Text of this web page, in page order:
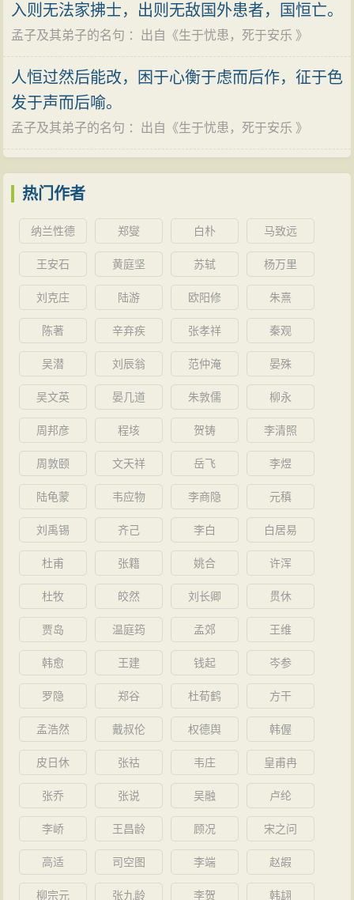
入则无法家拂士，出则无敌国外患者，国恒亡。
孟子及其弟子的名句 ：出自《生于忧患，死于安乐 》
人恒过然后能改，困于心衡于虑而后作，征于色
发于声而后喻。
孟子及其弟子的名句 ：出自《生于忧患，死于安乐 》
热门作者
纳兰性德 郑燮 白朴 马致远
王安石 黄庭坚 苏轼 杨万里
刘克庄 陆游 欧阳修 朱熹
陈著 辛弃疾 张孝祥 秦观
吴潜 刘辰翁 范仲淹 晏殊
吴文英 晏几道 朱敦儒 柳永
周邦彦 程垓 贺铸 李清照
周敦颐 文天祥 岳飞 李煜
陆龟蒙 韦应物 李商隐 元稹
刘禹锡 齐己 李白 白居易
杜甫 张籍 姚合 许浑
杜牧 皎然 刘长卿 贯休
贾岛 温庭筠 孟郊 王维
韩愈 王建 钱起 岑参
罗隐 郑谷 杜荀鹤 方干
孟浩然 戴叔伦 权德舆 韩偓
皮日休 张祜 韦庄 皇甫冉
张乔 张说 吴融 卢纶
李峤 王昌龄 顾况 宋之问
高适 司空图 李端 赵嘏
柳宗元 张九龄 李贺 韩翃